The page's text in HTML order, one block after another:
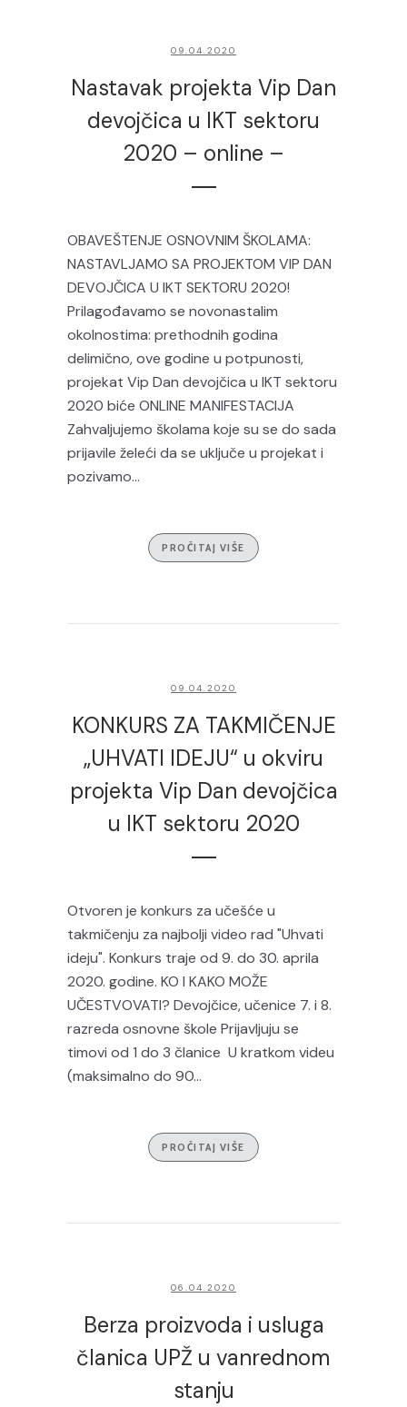
09.04.2020
Nastavak projekta Vip Dan
devojčica u IKT sektoru
2020 – online –
OBAVEŠTENJE OSNOVNIM ŠKOLAMA:
NASTAVLJAMO SA PROJEKTOM VIP DAN
DEVOJČICA U IKT SEKTORU 2020!
Prilagođavamo se novonastalim
okolnostima: prethodnih godina
delimično, ove godine u potpunosti,
projekat Vip Dan devojčica u IKT sektoru
2020 biće ONLINE MANIFESTACIJA
Zahvaljujemo školama koje su se do sada
prijavile želeći da se uključe u projekat i
pozivamo...
PROČITAJ VIŠE
09.04.2020
KONKURS ZA TAKMIČENJE
„UHVATI IDEJU“ u okviru
projekta Vip Dan devojčica
u IKT sektoru 2020
Otvoren je konkurs za učešće u
takmičenju za najbolji video rad "Uhvati
ideju". Konkurs traje od 9. do 30. aprila
2020. godine. KO I KAKO MOŽE
UČESTVOVATI? Devojčice, učenice 7. i 8.
razreda osnovne škole Prijavljuju se
timovi od 1 do 3 članice U kratkom videu
(maksimalno do 90...
PROČITAJ VIŠE
06.04.2020
Berza proizvoda i usluga
članica UPŽ u vanrednom
stanju